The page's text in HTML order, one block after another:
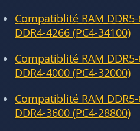
Compatiblité RAM
DDR4-4266 (PC4-34100)
Compatiblité RAM
DDR4-4000 (PC4-32000)
Compatiblité RAM
DDR4-3600 (PC4-28800)